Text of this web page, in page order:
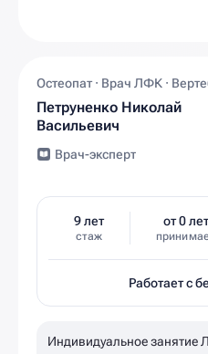
Остеопат · Врач ЛФК ·
Петруненко Николай
Васильевич
Врач-эксперт
9 лет
стаж
от 0 лет
Работает с
Индивидуальное занятие